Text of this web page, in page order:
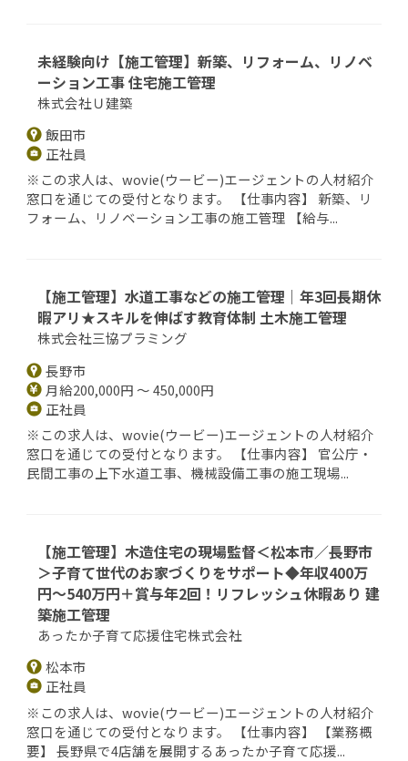
未経験向け【施工管理】新築、リフォーム、リノベ
ーション工事 住宅施工管理
株式会社Ｕ建築
飯田市
正社員
※この求人は、wovie(ウービー)エージェントの人材紹介
窓口を通じての受付となります。 【仕事内容】 新築、リ
フォーム、リノベーション工事の施工管理 【給与...
【施工管理】水道工事などの施工管理｜年3回長期休
暇アリ★スキルを伸ばす教育体制 土木施工管理
株式会社三協プラミング
長野市
月給200,000円 ～ 450,000円
正社員
※この求人は、wovie(ウービー)エージェントの人材紹介
窓口を通じての受付となります。 【仕事内容】 官公庁・
民間工事の上下水道工事、機械設備工事の施工現場...
【施工管理】木造住宅の現場監督＜松本市／長野市
＞子育て世代のお家づくりをサポート◆年収400万
円～540万円＋賞与年2回！リフレッシュ休暇あり 建
築施工管理
あったか子育て応援住宅株式会社
松本市
正社員
※この求人は、wovie(ウービー)エージェントの人材紹介
窓口を通じての受付となります。 【仕事内容】 【業務概
要】 長野県で4店舗を展開するあったか子育て応援...